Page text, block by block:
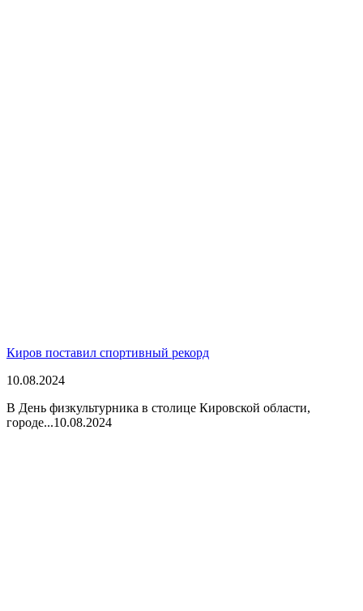
Киров поставил спортивный рекорд
10.08.2024
В День физкультурника в столице Кировской области,
городе...10.08.2024